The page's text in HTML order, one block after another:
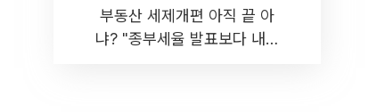
부동산 세제개편 아직 끝 아
냐? "종부세율 발표보다 내릴